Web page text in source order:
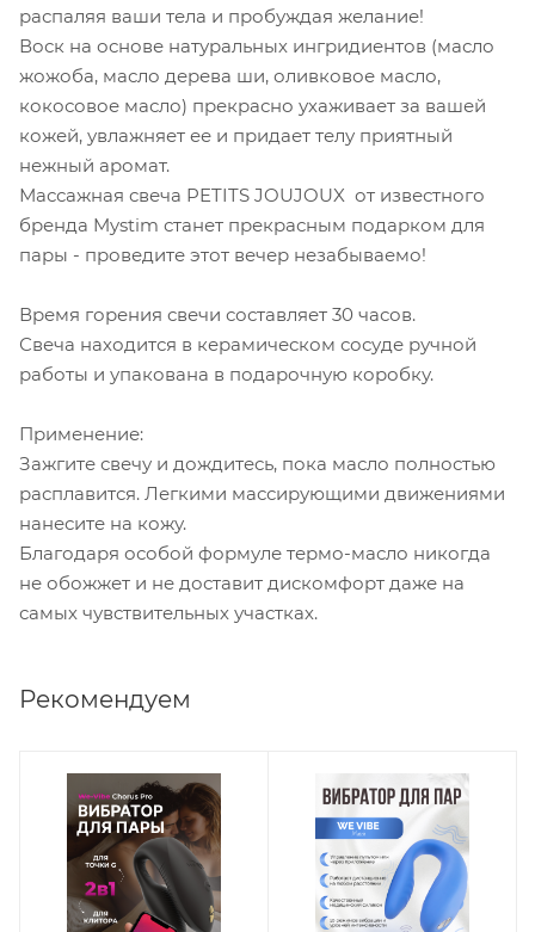
распаляя ваши тела и пробуждая желание!
Воск на основе натуральных ингридиентов (масло
жожоба, масло дерева ши, оливковое масло,
кокосовое масло) прекрасно ухаживает за вашей
кожей, увлажняет ее и придает телу приятный
нежный аромат.
Массажная свеча PETITS JOUJOUX от известного
бренда Mystim станет прекрасным подарком для
пары - проведите этот вечер незабываемо!
Время горения свечи составляет 30 часов.
Свеча находится в керамическом сосуде ручной
работы и упакована в подарочную коробку.
Применение:
Зажгите свечу и дождитесь, пока масло полностью
расплавится. Легкими массирующими движениями
нанесите на кожу.
Благодаря особой формуле термо-масло никогда
не обожжет и не доставит дискомфорт даже на
самых чувствительных участках.
Рекомендуем